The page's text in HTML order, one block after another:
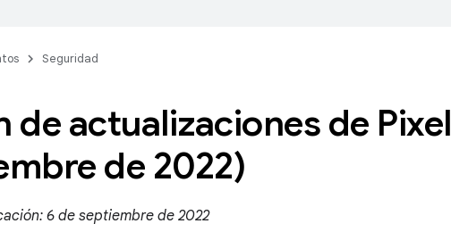
Seguridad
de actualizaciones de Pixel
de 2022)
6 de septiembre de 2022